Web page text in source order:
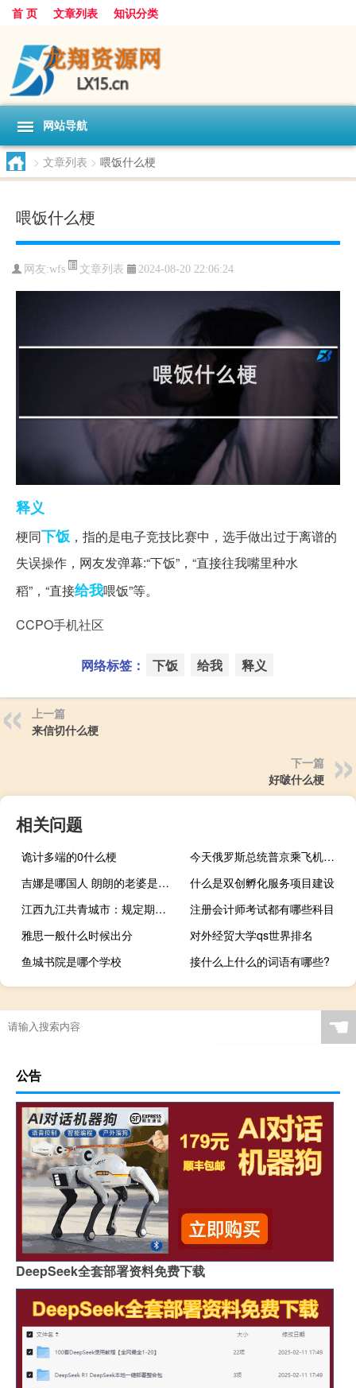
首 页 文章列表 知识分类
网站导航
> 文章列表 > 喂饭什么梗
喂饭什么梗
网友:wfs 文章列表 2024-08-20 22:06:24
释义
梗同下饭 ，指的是电子竞技比赛中，选手做出过于离谱的
失误操作，网友发弹幕:“下饭”，“直接往我嘴里种水
稻”，“直接给我喂饭”等。
CCPO手机社区
网络标签： 下饭 给我 释义
上一篇
来信切什么梗
下一篇
好啵什么梗
相关问题
诡计多端的0什么梗
今天俄罗斯总统普京乘飞机抵达北京首都国际机场普京总统将出席第三届“一带一路”国际合作高峰论坛并参加相关活动（央视新闻）
吉娜是哪国人 朗朗的老婆是哪个国家人
什么是双创孵化服务项目建设
江西九江共青城市：规定期限内买住宅新房可获50%契税补贴
注册会计师考试都有哪些科目
雅思一般什么时候出分
对外经贸大学qs世界排名
鱼城书院是哪个学校
接什么上什么的词语有哪些?
☚
公告
DeepSeek全套部署资料免费下载